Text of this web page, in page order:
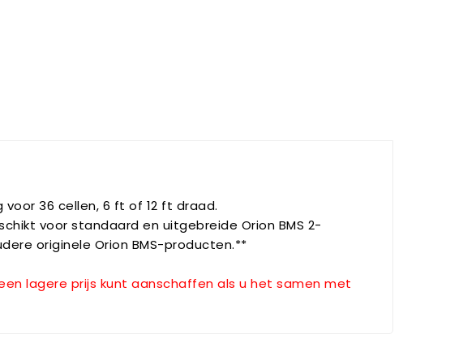
voor 36 cellen, 6 ft of 12 ft draad.
voor standaard en uitgebreide Orion BMS 2-
originele Orion BMS-producten.**
lagere prijs kunt aanschaffen als u het samen met